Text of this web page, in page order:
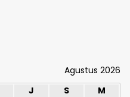
Agustus 2026
J S
M